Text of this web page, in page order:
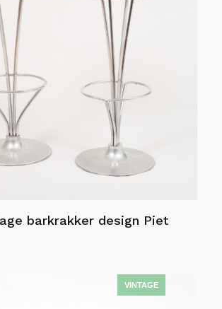
barkrakker design Piet